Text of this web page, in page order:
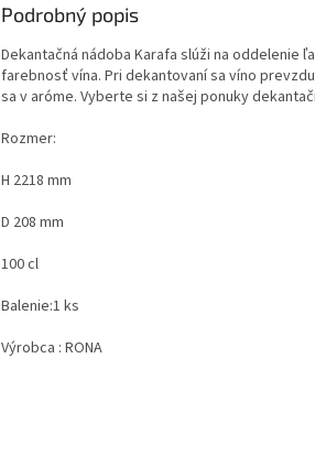
Podrobný popis
Dekantačná nádoba Karafa slúži na oddelenie
farebnosť vína. Pri dekantovaní sa víno
sa v aróme. Vyberte si z našej ponuky
Rozmer:
H 2218 mm
D 208 mm
100 cl
Balenie:1 ks
Výrobca : RONA